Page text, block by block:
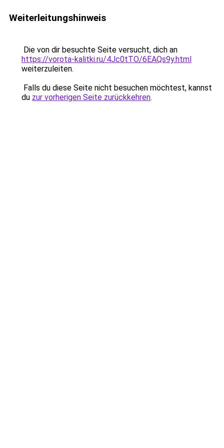
Weiterleitungshinweis
Die von dir besuchte Seite versucht, dich an
https://vorota-kalitki.ru/4Jc0tTO/6EAQs9y.html
weiterzuleiten.
Falls du diese Seite nicht besuchen möchtest, kannst
du zur vorherigen Seite zurückkehren.